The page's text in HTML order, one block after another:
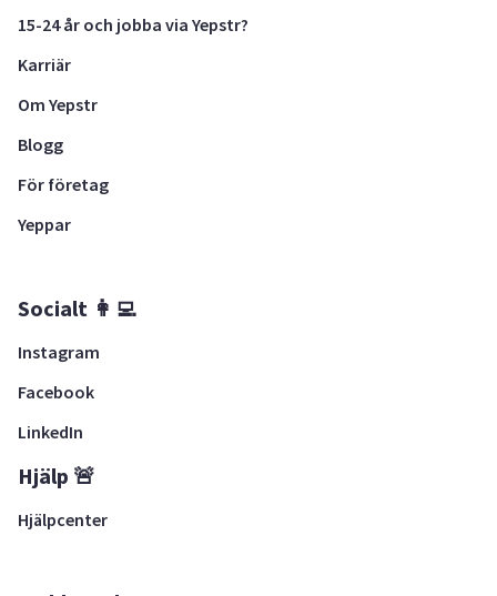
15-24 år och jobba via Yepstr?
Karriär
Om Yepstr
Blogg
För företag
Yeppar
Socialt 👩‍💻
Instagram
Facebook
LinkedIn
Hjälp 🚨
Hjälpcenter